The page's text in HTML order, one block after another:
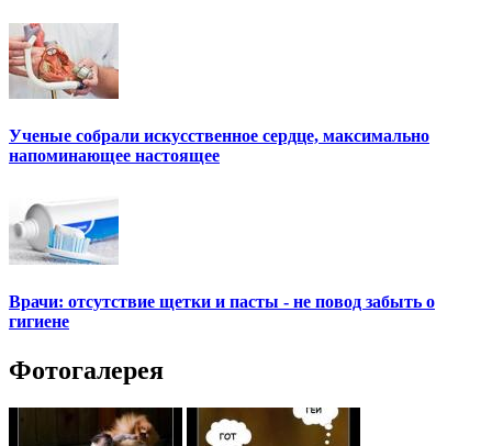
Ученые собрали искусственное сердце, максимально
напоминающее настоящее
Врачи: отсутствие щетки и пасты - не повод забыть о
гигиене
Фотогалерея